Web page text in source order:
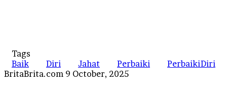
Tags
Baik
Diri Jahat Perbaiki
PerbaikiDiri
BritaBrita.com Send
9 October, 2025